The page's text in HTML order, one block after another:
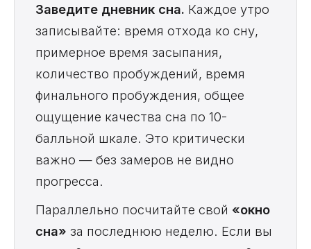
Заведите дневник сна. Каждое утро
записывайте: время отхода ко сну,
примерное время засыпания,
количество пробуждений, время
финального пробуждения, общее
ощущение качества сна по 10-
балльной шкале. Это критически
важно — без замеров не видно
прогресса.
Параллельно посчитайте свой «окно
сна» за последнюю неделю. Если вы